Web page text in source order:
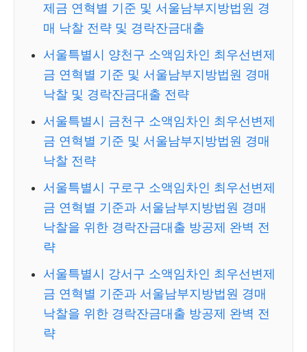
제금 연혁별 기준 및 서울남부지방법원 경
매 낙찰 전략 및 경락잔금대출
서울특별시 양천구 소액임차인 최우선변제
금 연혁별 기준 및 서울남부지방법원 경매
낙찰 및 경락잔금대출 전략
서울특별시 금천구 소액임차인 최우선변제
금 연혁별 기준 및 서울남부지방법원 경매
낙찰 전략
서울특별시 구로구 소액임차인 최우선변제
금 연혁별 기준과 서울남부지방법원 경매
낙찰을 위한 경락잔금대출 방공제 완벽 전
략
서울특별시 강서구 소액임차인 최우선변제
금 연혁별 기준과 서울남부지방법원 경매
낙찰을 위한 경락잔금대출 방공제 완벽 전
략